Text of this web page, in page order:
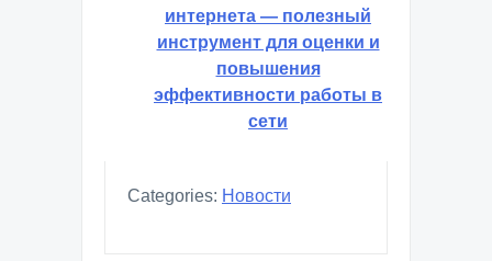
интернета — полезный
инструмент для оценки и
повышения
эффективности работы в
сети
Categories: Новости